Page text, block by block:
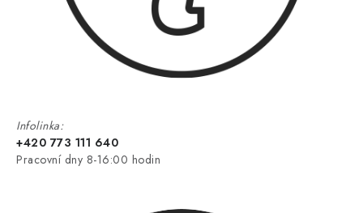
Infolinka:
+420 773 111 640
Pracovní dny 8-16:00 hodin